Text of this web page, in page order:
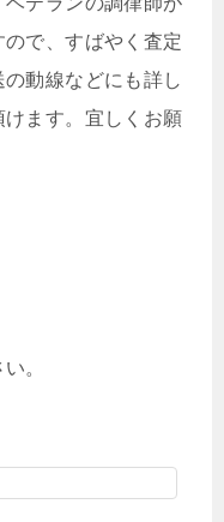
で、すばやく査定
動線などにも詳し
ます。宜しくお願
。